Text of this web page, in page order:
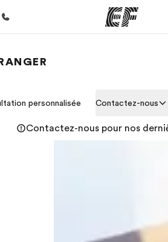
Trouver un bureau
personnalisée Contactez-nous
Contactez-nous pour nos